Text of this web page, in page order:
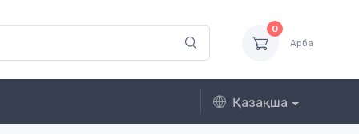
0
Арба
Қазақша